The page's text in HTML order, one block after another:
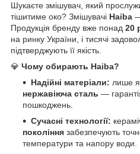
Шукаєте змішувач, який
тішитиме око? Змішувачі Haiba
Продукція бренду вже понад 20
на ринку України, і тисячі
підтверджують її якість.
💎 Чому обирають Haiba?
Надійні матеріали: лише
нержавіюча сталь —
пошкоджень.
Сучасні технології:
покоління забезпечують
температури та напору води.